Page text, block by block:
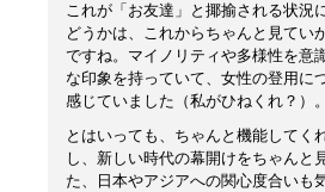
これが「お友達」と揶揄される状況
どうかは、これからちゃんと見てい
ですね。マイノリティや多様性を意
な印象を持っていて、女性の登用に
感じていました（私がひねくれ？）。
とはいっても、ちゃんと機能してく
し、新しい時代の幕開けをちゃんと
た、日本やアジアへの関心度合いも